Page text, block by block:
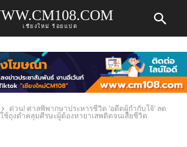
เชียงใหม่ ร้อยแปด
ด่วน! ศาลพิพากษาประหารชีวิต ‘อดีตผู้กำกับโจ้’ ลด
ช้ถุงดำคลุมศีรษะผู้ต้องหายาเสพติดจนเสียชีวิต